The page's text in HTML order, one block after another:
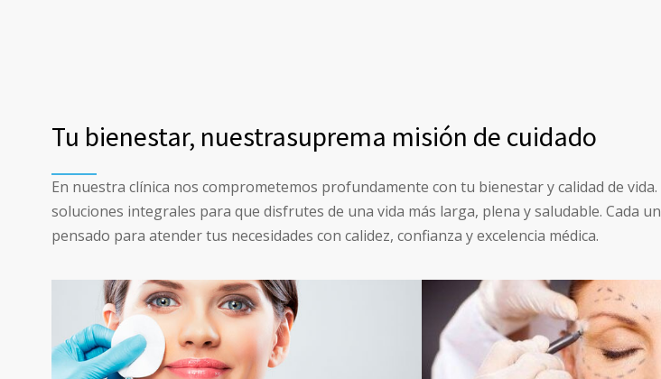
Tu bienestar, nuestrasuprema misión de cuidado
En nuestra clínica nos comprometemos profundamente con tu bienestar y calidad de
soluciones integrales para que disfrutes de una vida más larga, plena y saludable. Cada
pensado para atender tus necesidades con calidez, confianza y excelencia médica.